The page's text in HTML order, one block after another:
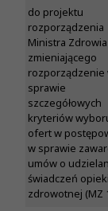
do projektu
rozporządzenia
Ministra Zdrowia
zmieniającego
rozporządzenie
sprawie
szczegółowych
kryteriów
ofert w
w sprawie
umów o
świadczeń opieki
zdrowotnej (MZ